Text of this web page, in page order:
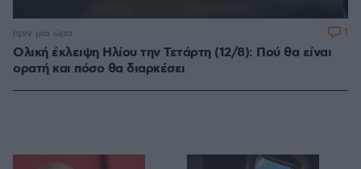
Ολική έκλειψη Ηλίου την Τετάρτη (12/8): Πού θα είναι
ορατή και πόσο θα διαρκέσει
πριν μία ώρα 1